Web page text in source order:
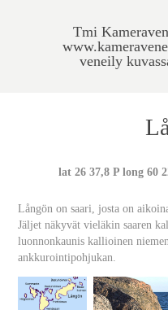
Tmi
veneily
lat 26 37,8 P long 60
Långön on saari, josta on
Jäljet näkyvät vieläkin saaren
luonnonkaunis kallioinen
ankkurointipohjukan.